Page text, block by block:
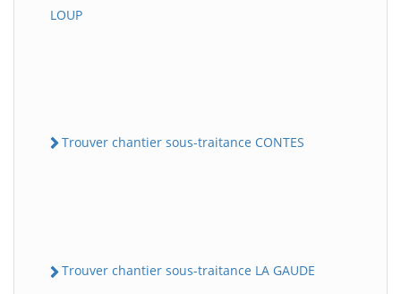
LOUP
Trouver chantier sous-traitance CONTES
Trouver chantier sous-traitance LA GAUDE